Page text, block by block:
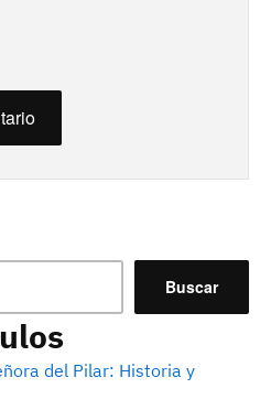
Buscar
del Pilar: Historia y